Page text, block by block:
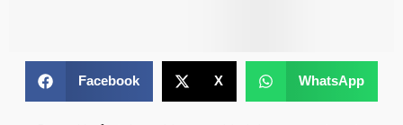
Facebook X WhatsApp